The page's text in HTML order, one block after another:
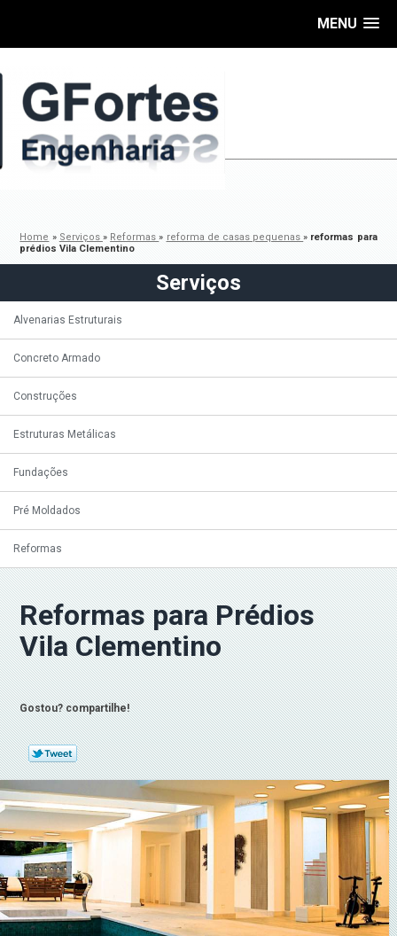
MENU
Home » Serviços » Reformas» reforma de casas pequenas» reformas para
prédios Vila Clementino
Serviços
Alvenarias Estruturais
Concreto Armado
Construções
Estruturas Metálicas
Fundações
Pré Moldados
Reformas
Reformas para Prédios
Vila Clementino
Gostou? compartilhe!